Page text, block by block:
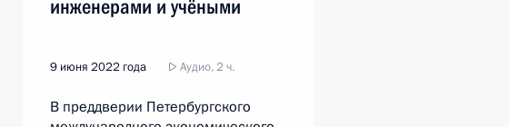
инженерами и учёными
9 июня 2022 года Аудио, 2 ч.
В преддверии Петербургского